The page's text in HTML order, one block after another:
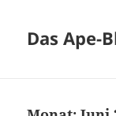
Das Ape-